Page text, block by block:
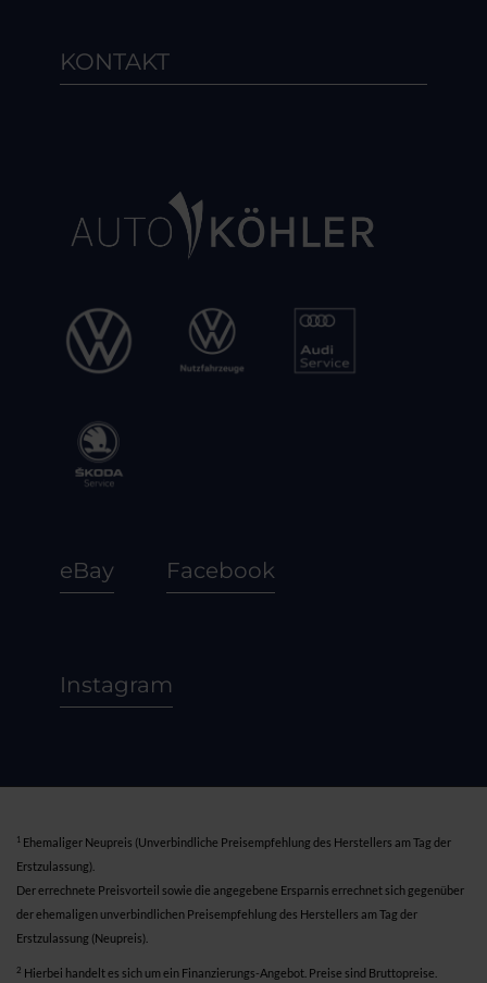
KONTAKT
eBay Facebook
Instagram
1
Ehemaliger Neupreis (Unverbindliche Preisempfehlung des Herstellers am Tag der
Erstzulassung).
Der errechnete Preisvorteil sowie die angegebene Ersparnis errechnet sich gegenüber
der ehemaligen unverbindlichen Preisempfehlung des Herstellers am Tag der
Erstzulassung (Neupreis).
2 Hierbei handelt es sich um ein Finanzierungs-Angebot. Preise sind Bruttopreise.